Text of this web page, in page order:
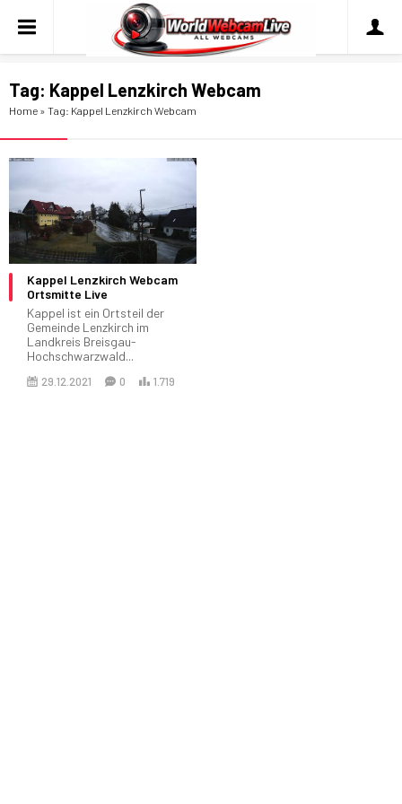
Tag: Kappel Lenzkirch Webcam
Home » Tag: Kappel Lenzkirch Webcam
Kappel Lenzkirch Webcam
Ortsmitte Live
Kappel ist ein Ortsteil der
Gemeinde Lenzkirch im
Landkreis Breisgau-
Hochschwarzwald...
29.12.2021 0 1.719